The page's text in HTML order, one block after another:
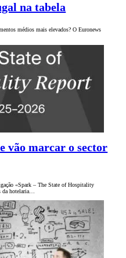
na tabela
médios mais elevados? O Euronews
vão marcar o sector
«Spark – The State of Hospitality
da hotelaria…